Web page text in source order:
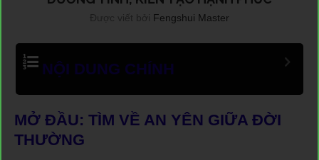
Được viết bởi Fengshui Master
NỘI DUNG CHÍNH
MỞ ĐẦU: TÌM VỀ AN YÊN GIỮA ĐỜI
THƯỜNG